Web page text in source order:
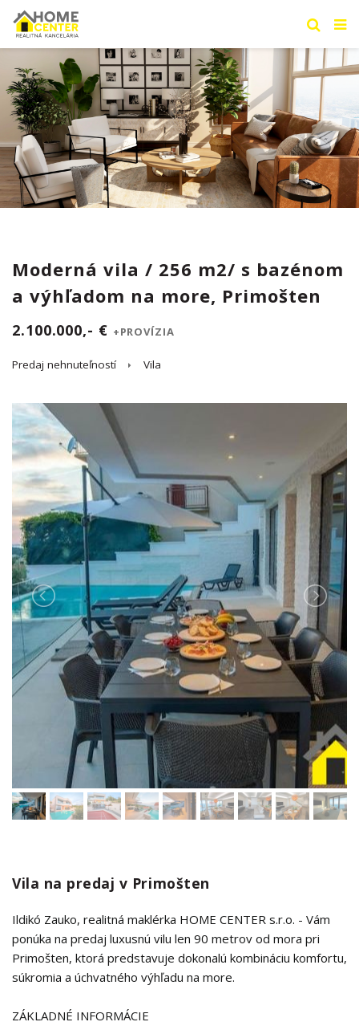
Moderná vila / 256 m2/ s bazénom
a výhľadom na more, Primošten
2.100.000,- € +PROVÍZIA
Predaj nehnuteľností Vila
Vila na predaj v Primošten
Ildikó Zauko, realitná maklérka HOME CENTER s.r.o. - Vám
ponúka na predaj luxusnú vilu len 90 metrov od mora pri
Primošten, ktorá predstavuje dokonalú kombináciu komfortu,
súkromia a úchvatného výhľadu na more.
ZÁKLADNÉ INFORMÁCIE